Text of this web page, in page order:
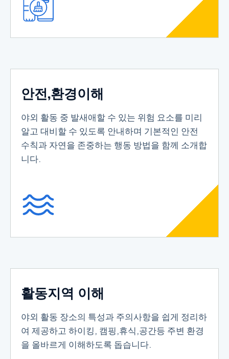
안전,환경이해
야외 활동 중 발새애할 수 있는 위험 요소를 미리
알고 대비할 수 있도록 안내하며 기본적인 안전
수칙과 자연을 존중하는 행동 방법을 함께 소개합
니다.
활동지역 이해
야외 활동 장소의 특성과 주의사항을 쉽게 정리하
여 제공하고 하이킹, 캠핑,휴식,공간등 주변 환경
을 올바르게 이해하도록 돕습니다.